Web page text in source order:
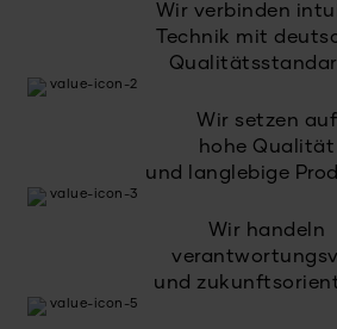
Wir verbinden
Technik mit
Wir setzen auf
hohe Qualität
und langlebige
Wir handeln
und